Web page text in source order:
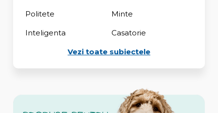
Politete Minte
Inteligenta Casatorie
Vezi toate subiectele